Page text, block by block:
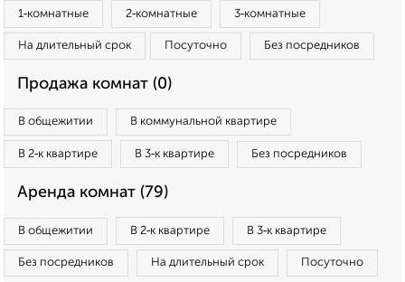
1‑комнатные 2‑комнатные 3‑комнатные
На длительный срок Посуточно Без посредников
Продажа комнат (0)
В общежитии В коммунальной квартире
В 2‑к квартире В 3‑к квартире Без посредников
Аренда комнат (79)
В общежитии В 2‑к квартире В 3‑к квартире
Без посредников На длительный срок Посуточно